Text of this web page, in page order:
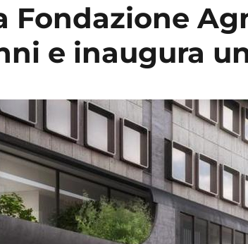
Fondazione
e inaugura